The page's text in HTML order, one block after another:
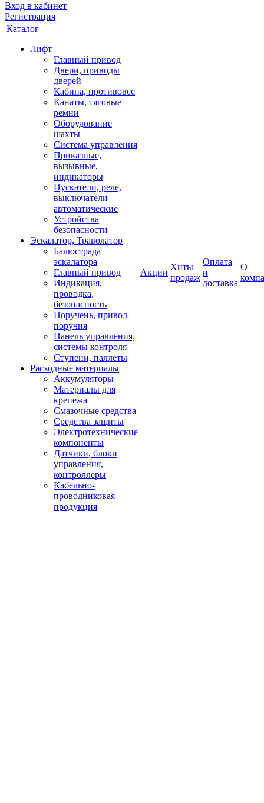
Вход в кабинет
Регистрация
Каталог
Лифт
Главный привод
Двери, приводы
дверей
Кабина, противовес
Канаты, тяговые
ремни
Оборудование
шахты
Система управления
Приказные,
вызывные,
индикаторы
Пускатели, реле,
выключатели
автоматические
Устройства
безопасности
Эскалатор, Траволатор
Балюстрада
эскалатора
Главный привод
Индикация,
проводка,
безопасность
Поручень, привод
поручня
Панель управления,
системы контроля
Ступени, паллеты
Расходные материалы
Аккумуляторы
Материалы для
крепежа
Смазочные средства
Средства защиты
Электротехнические
компоненты
Датчики, блоки
управления,
контроллеры
Кабельно-
проводниковая
продукция
Акции
Хиты
продаж
Оплата
и
доставка
О